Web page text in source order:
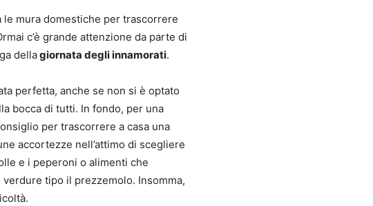
mura domestiche per trascorrere
c’è grande attenzione da parte di
dellagiornata degli innamorati.
perfetta, anche se non si è optato
bocca di tutti. In fondo, per una
per trascorrere a casa una
accortezze nell’attimo di scegliere
e i peperoni o alimenti che
tipo il prezzemolo. Insomma,